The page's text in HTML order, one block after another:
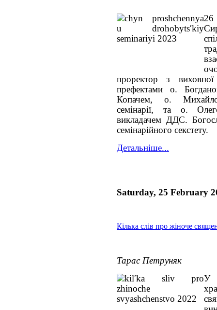
проректор з
префектами о.
Копачем, о.
семінарії, та о.
викладачем ДДС.
семінарійного секстету.
Детальніше...
Saturday, 25 February
Кілька слів про жіноче
Тарас Петруняк
У